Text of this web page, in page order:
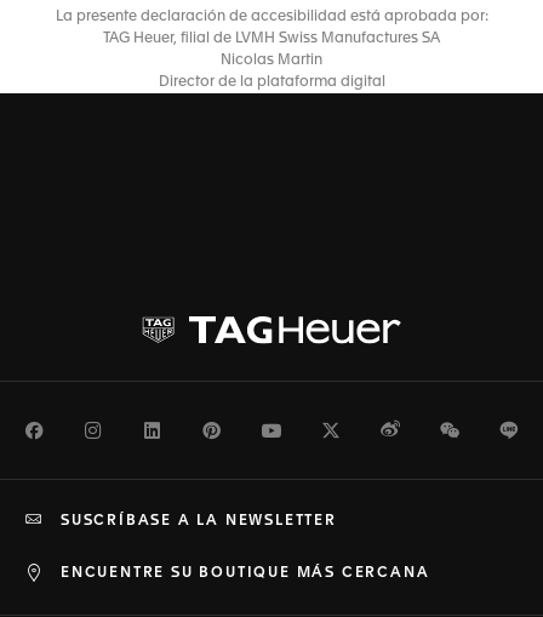
La presente declaración de accesibilidad está aprobada por:
TAG Heuer, filial de LVMH Swiss Manufactures SA
Nicolas Martin
Director de la plataforma digital
FacebookInstagramLinkedInPinterestYoutubeTwitterWeiboWeChat
ENCUENTRE SU BOUTIQUE MÁS CERCANA
SUSCRÍBASE A LA NEWSLETTER